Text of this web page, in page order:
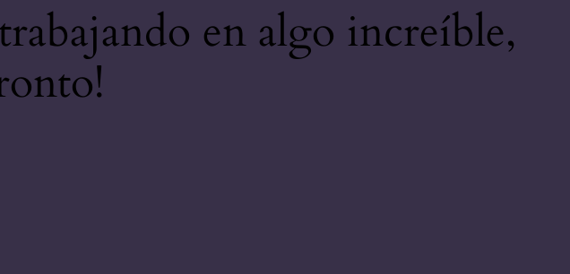
trabajando en algo increíble,